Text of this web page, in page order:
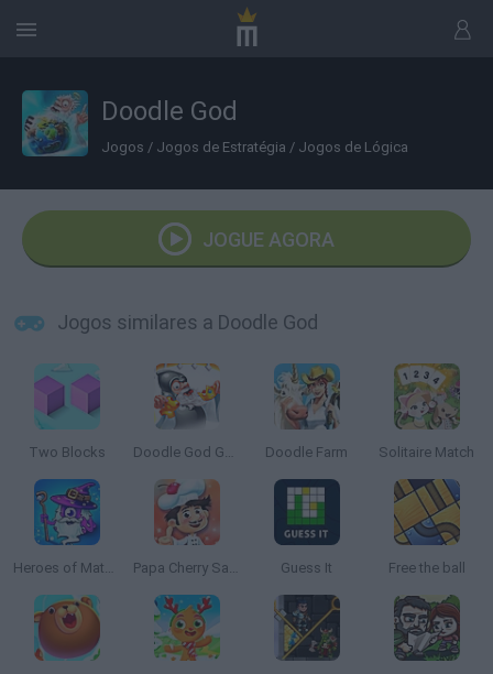
Doodle God
Jogos / Jogos de Estratégia / Jogos de Lógica
JOGUE AGORA
Jogos similares a Doodle God
Two Blocks Doodle God Good Old Times Doodle Farm Solitaire Match
Heroes of Match 3 Papa Cherry Saga Guess It Free the ball